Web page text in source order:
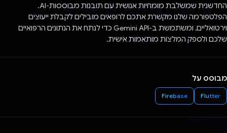
החדשנית שמשלבת מומחיות אנושית עם תובנות מבוססות-AI.
הפלטפורמה שלנו מקשרת אתכם לרופאים מובילים לקבלת ייעוצים
וירטואליים, ומשתמשת ב-Gemini API כדי לנתח את הנתונים הרפואיים
שלכם ולספק המלצות מותאמות אישית.
מבוסס על
Flutter
Firebase